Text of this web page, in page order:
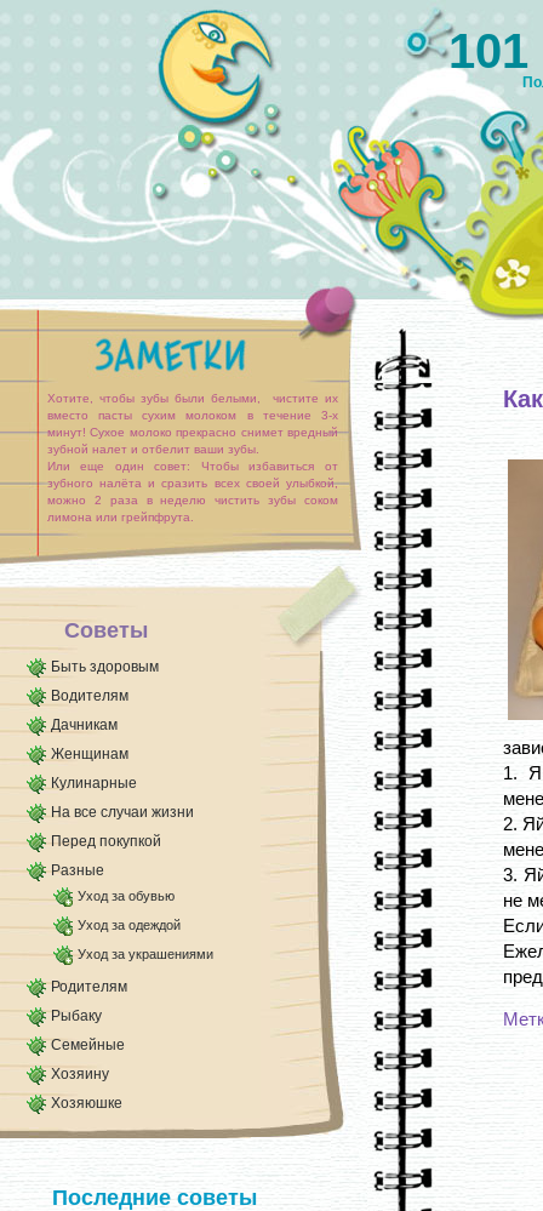
Хотите, чтобы зубы были белыми, чистите их
вместо пасты сухим молоком в течение 3-х
минут! Сухое молоко прекрасно снимет вредный
зубной налет и отбелит ваши зубы.
Или еще один совет: Чтобы избавиться от
зубного налёта и сразить всех своей улыбкой,
можно 2 раза в неделю чистить зубы соком
лимона или грейпфрута.
Советы
Быть здоровым
Водителям
Дачникам
Женщинам
Кулинарные
На все случаи жизни
Перед покупкой
Разные
Уход за обувью
Уход за одеждой
Уход за украшениями
Родителям
Рыбаку
Семейные
Хозяину
Хозяюшке
Последние советы
1.
2.
3.
не